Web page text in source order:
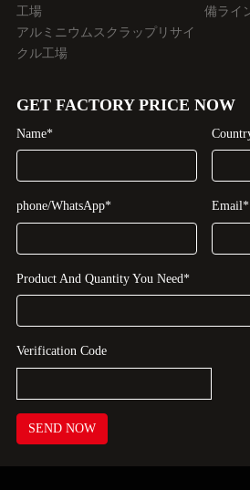
工場
備ライ
アルミニウムスクラップリサイ
クル工場
GET FACTORY PRICE NOW
Name*
phone/WhatsApp* Email*
Product And Quantity You Need*
Verification Code
SEND NOW